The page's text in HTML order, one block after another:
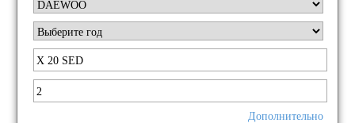
Дополнительно